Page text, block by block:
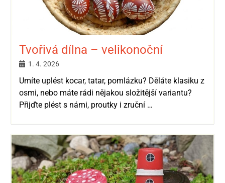
Tvořivá dílna – velikonoční
1. 4. 2026
Umíte uplést kocar, tatar, pomlázku? Děláte klasiku z
osmi, nebo máte rádi nějakou složitější variantu?
Přijďte plést s námi, proutky i zruční …